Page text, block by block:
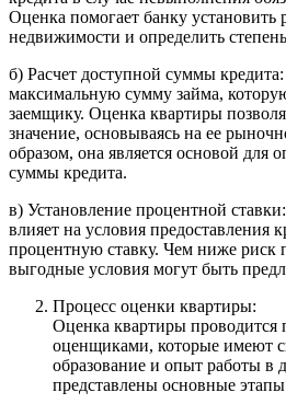
Оценка помогает банку
недвижимости и определить
б) Расчет доступной суммы
максимальную сумму займа,
заемщику. Оценка квартиры
значение, основываясь на ее
образом, она является основой для
суммы кредита.
в) Установление процентной
влияет на условия предоставления
процентную ставку. Чем ниже риск
выгодные условия могут быть
Процесс оценки квартиры:
Оценка квартиры проводится
оценщиками, которые имеют
образование и опыт работы в
представлены основные